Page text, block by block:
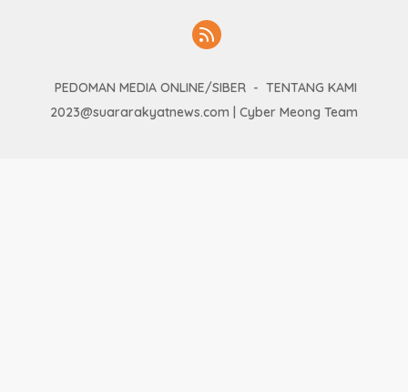
PEDOMAN MEDIA ONLINE/SIBER
TENTANG KAMI
2023@suararakyatnews.com | Cyber Meong Team